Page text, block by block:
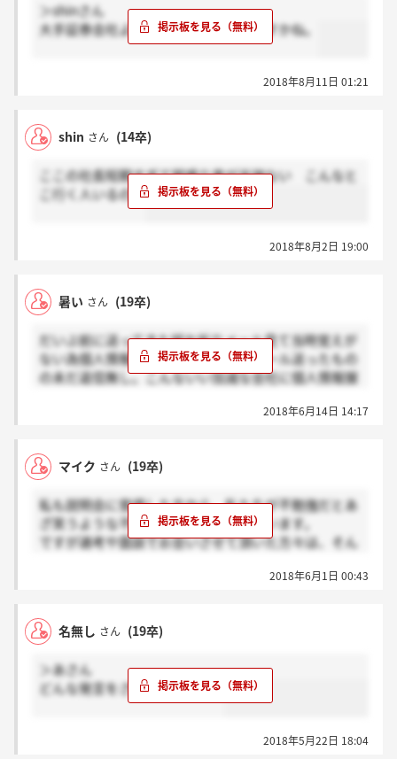
＞shinさん
大手証券会社よりマシなんじゃないですかね。
2018年8月11日 01:21
shin さん (14卒)
ここの社長短期すぎて怒鳴り声が半端ない こんなと
こ行く人いるの？
2018年8月2日 19:00
暑い さん (19卒)
だいぶ前に送ってきた誤お祈りメール見て当時覚えが
ない為個人情報削除してほしい旨のメール送ったもの
の未だ返信無し。こんないい加減な会社に個人情報握
2018年6月14日 14:17
マイク さん (19卒)
私も説明会に登壇した方から、私たちが不勉強だとあ
ざ笑うような不快な発言があったと思います。
ですが選考や面談でお会いさせて頂いた方々は、そん
2018年6月1日 00:43
名無し さん (19卒)
＞あさん
どんな発言をされたんですか？
2018年5月22日 18:04